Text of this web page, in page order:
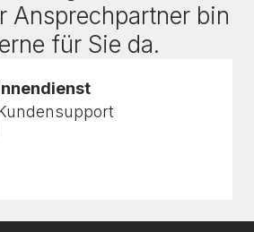
Ansprechpartner bin
für Sie da.